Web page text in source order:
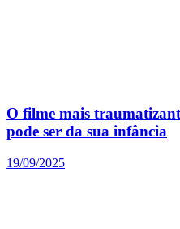
O filme mais
pode ser da sua infância
19/09/2025